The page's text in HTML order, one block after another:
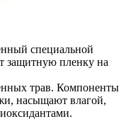
специальной
защитную пленку на
трав. Компоненты
насыщают влагой,